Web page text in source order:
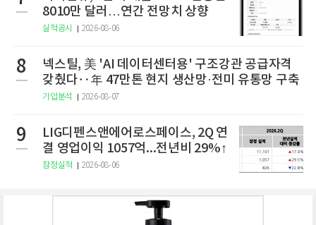
8010만 달러…연간 전망치 상향
실적공시 2026-08-06
8
넥스틸, 美 'AI 데이터센터용' 구조강관 공급자격
갖췄다‥年 47만톤 현지 생산망·전미 유통망 구축
기업분석 2026-08-07
9
LIG디펜스앤에어로스페이스, 2Q 연
결 영업이익 1057억...전년비 29%↑
잠정실적 2026-08-06